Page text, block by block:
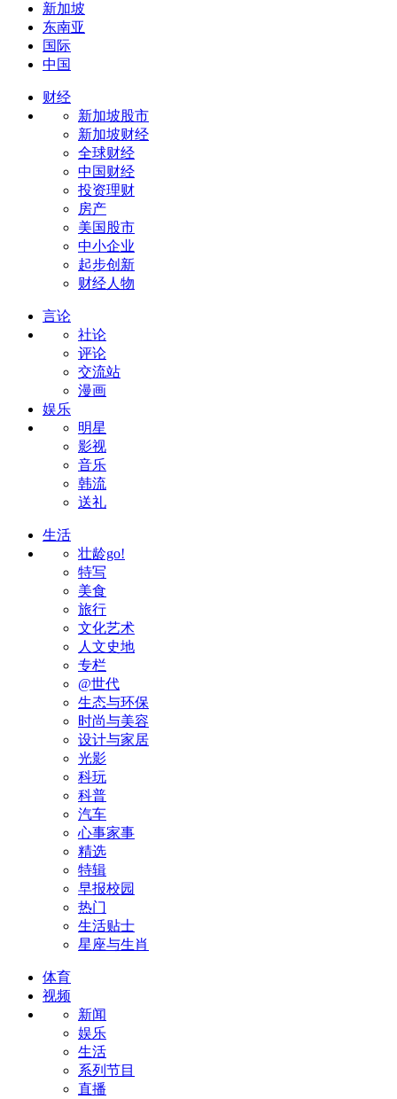
新加坡
东南亚
国际
中国
财经
新加坡股市
新加坡财经
全球财经
中国财经
投资理财
房产
美国股市
中小企业
起步创新
财经人物
言论
社论
评论
交流站
漫画
娱乐
明星
影视
音乐
韩流
送礼
生活
壮龄go!
特写
美食
旅行
文化艺术
人文史地
专栏
@世代
生态与环保
时尚与美容
设计与家居
光影
科玩
科普
汽车
心事家事
精选
特辑
早报校园
热门
生活贴士
星座与生肖
体育
视频
新闻
娱乐
生活
系列节目
直播